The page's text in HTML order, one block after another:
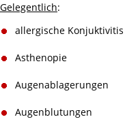
Gelegentlich:
allergische Konjuktivitis
Asthenopie
Augenablagerungen
Augenblutungen